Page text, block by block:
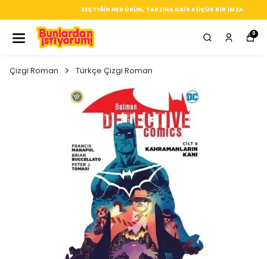
SEÇTIĞIN HER ÜRÜN, TARZINA DAIR KÜÇÜK BIR IMZA
0
Çizgi Roman Türkçe Çizgi Roman